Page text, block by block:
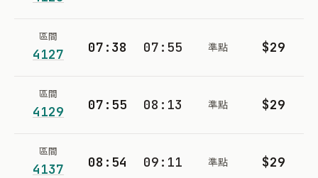
區間
4127 07:38 07:55 準點 $29
區間
4129 07:55 08:13 準點 $29
區間
4137 08:54 09:11 準點 $29